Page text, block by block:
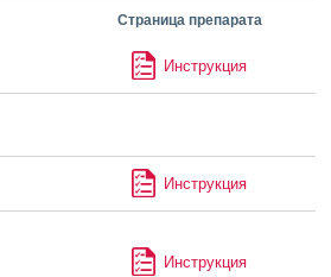
Страница препарата
Инструкция
Инструкция
Инструкция